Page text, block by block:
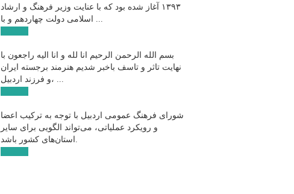
۱۳۹۳ آغاز شده بود که با عنایت وزیر فرهنگ و ارشاد
اسلامی دولت چهاردهم و با ...
بسم الله الرحمن الرحیم انا لله و انا الیه راجعون با
نهایت تاثر و تاسف باخبر شدیم هنرمند برجسته ایران
و فرزند اردبیل، ...
شورای فرهنگ عمومی اردبیل با توجه به ترکیب اعضا
و رویکرد عملیاتی، می‌تواند الگویی برای سایر
استان‌های کشور باشد.